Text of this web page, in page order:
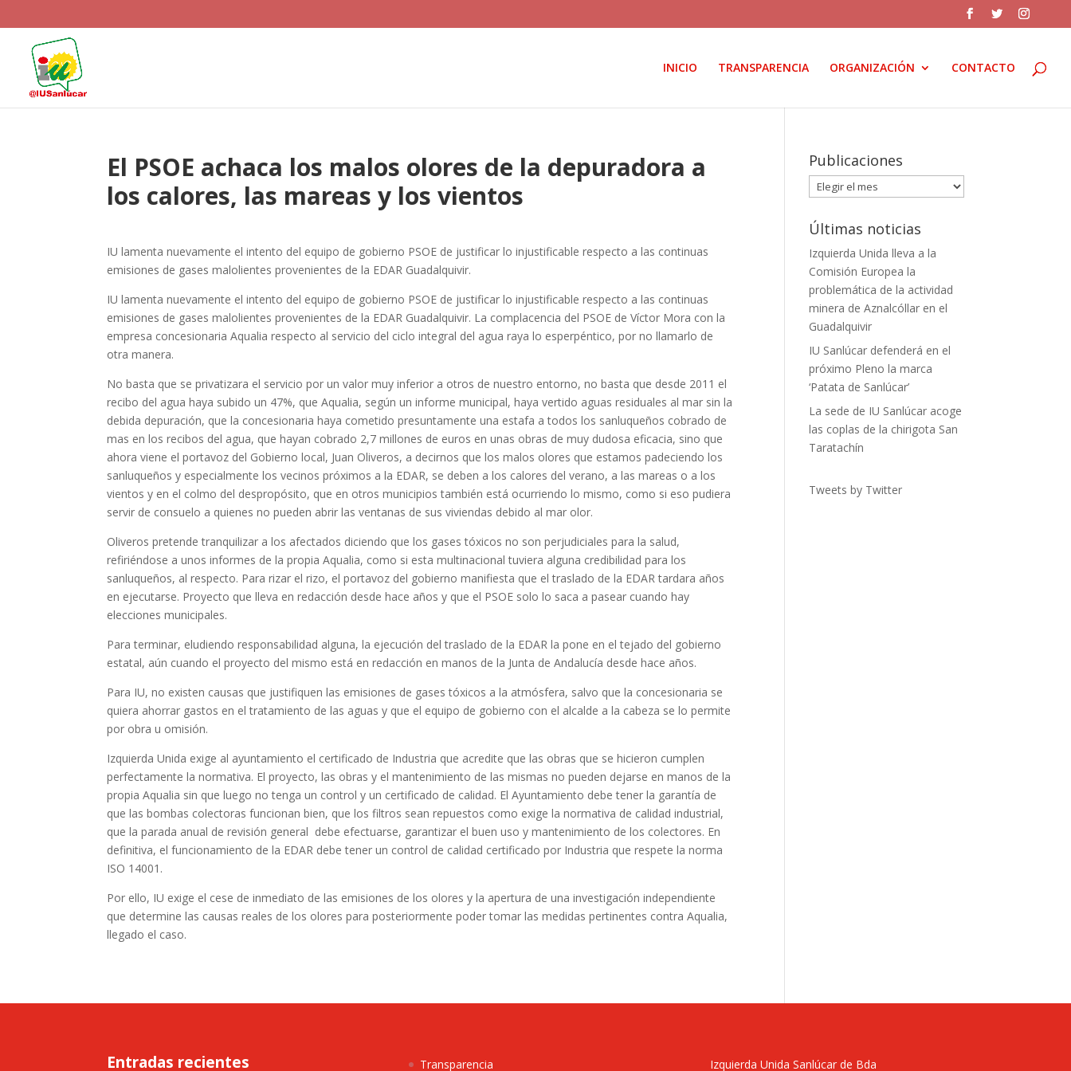
INICIO TRANSPARENCIA ORGANIZACIÓN CONTACTO
El PSOE achaca los malos olores de la depuradora a
los calores, las mareas y los vientos
IU lamenta nuevamente el intento del equipo de gobierno PSOE de justificar lo injustificable respecto a las continuas
emisiones de gases malolientes provenientes de la EDAR Guadalquivir.
IU lamenta nuevamente el intento del equipo de gobierno PSOE de justificar lo injustificable respecto a las continuas
emisiones de gases malolientes provenientes de la EDAR Guadalquivir. La complacencia del PSOE de Víctor Mora con la
empresa concesionaria Aqualia respecto al servicio del ciclo integral del agua raya lo esperpéntico, por no llamarlo de
otra manera.
No basta que se privatizara el servicio por un valor muy inferior a otros de nuestro entorno, no basta que desde 2011 el
recibo del agua haya subido un 47%, que Aqualia, según un informe municipal, haya vertido aguas residuales al mar sin la
debida depuración, que la concesionaria haya cometido presuntamente una estafa a todos los sanluqueños cobrado de
mas en los recibos del agua, que hayan cobrado 2,7 millones de euros en unas obras de muy dudosa eficacia, sino que
ahora viene el portavoz del Gobierno local, Juan Oliveros, a decirnos que los malos olores que estamos padeciendo los
sanluqueños y especialmente los vecinos próximos a la EDAR, se deben a los calores del verano, a las mareas o a los
vientos y en el colmo del despropósito, que en otros municipios también está ocurriendo lo mismo, como si eso pudiera
servir de consuelo a quienes no pueden abrir las ventanas de sus viviendas debido al mar olor.
Oliveros pretende tranquilizar a los afectados diciendo que los gases tóxicos no son perjudiciales para la salud,
refiriéndose a unos informes de la propia Aqualia, como si esta multinacional tuviera alguna credibilidad para los
sanluqueños, al respecto. Para rizar el rizo, el portavoz del gobierno manifiesta que el traslado de la EDAR tardara años
en ejecutarse. Proyecto que lleva en redacción desde hace años y que el PSOE solo lo saca a pasear cuando hay
elecciones municipales.
Para terminar, eludiendo responsabilidad alguna, la ejecución del traslado de la EDAR la pone en el tejado del gobierno
estatal, aún cuando el proyecto del mismo está en redacción en manos de la Junta de Andalucía desde hace años.
Para IU, no existen causas que justifiquen las emisiones de gases tóxicos a la atmósfera, salvo que la concesionaria se
quiera ahorrar gastos en el tratamiento de las aguas y que el equipo de gobierno con el alcalde a la cabeza se lo permite
por obra u omisión.
Izquierda Unida exige al ayuntamiento el certificado de Industria que acredite que las obras que se hicieron cumplen
perfectamente la normativa. El proyecto, las obras y el mantenimiento de las mismas no pueden dejarse en manos de la
propia Aqualia sin que luego no tenga un control y un certificado de calidad. El Ayuntamiento debe tener la garantía de
que las bombas colectoras funcionan bien, que los filtros sean repuestos como exige la normativa de calidad industrial,
que la parada anual de revisión general debe efectuarse, garantizar el buen uso y mantenimiento de los colectores. En
definitiva, el funcionamiento de la EDAR debe tener un control de calidad certificado por Industria que respete la norma
ISO 14001.
Por ello, IU exige el cese de inmediato de las emisiones de los olores y la apertura de una investigación independiente
que determine las causas reales de los olores para posteriormente poder tomar las medidas pertinentes contra Aqualia,
llegado el caso.
Publicaciones
Publicaciones
Últimas noticias
Izquierda Unida lleva a la
Comisión Europea la
problemática de la actividad
minera de Aznalcóllar en el
Guadalquivir
IU Sanlúcar defenderá en el
próximo Pleno la marca
‘Patata de Sanlúcar’
La sede de IU Sanlúcar acoge
las coplas de la chirigota San
Taratachín
Tweets by Twitter
Entradas recientes Transparencia Izquierda Unida Sanlúcar de Bda